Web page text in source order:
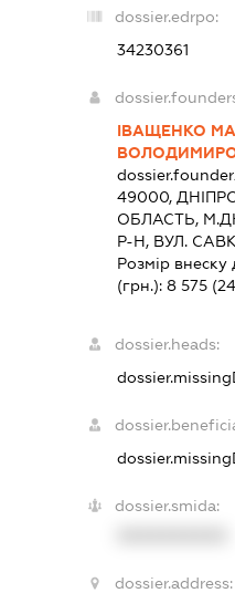
dossier.edrpo:
34230361
ІВАЩЕНКО
49000,
ОБЛАСТЬ,
Р-Н, ВУЛ.
Розмір
(грн.): 8 575
dossier.heads:
dossier.smida:
dossier.address: